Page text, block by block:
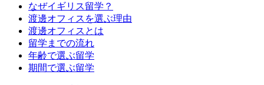
なぜイギリス留学？
渡邊オフィスを選ぶ理由
渡邊オフィスとは
留学までの流れ
年齢で選ぶ留学
期間で選ぶ留学